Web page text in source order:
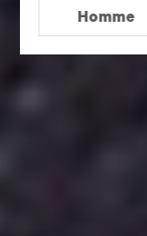
Homme